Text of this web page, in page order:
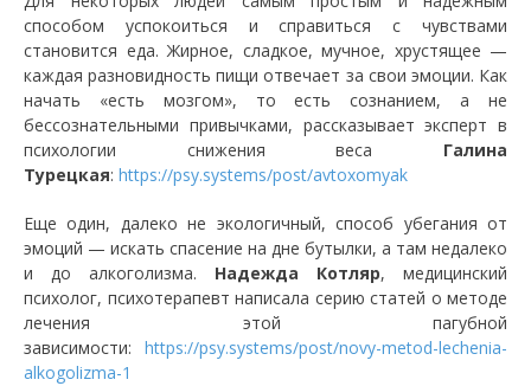
способом успокоиться и справиться с чувствами
становится еда. Жирное, сладкое, мучное, хрустящее —
каждая разновидность пищи отвечает за свои эмоции. Как
начать «есть мозгом», то есть сознанием, а не
бессознательными привычками, рассказывает эксперт в
психологии снижения веса Галина
Турецкая: https://psy.systems/post/avtoxomyak
Еще один, далеко не экологичный, способ убегания от
эмоций — искать спасение на дне бутылки, а там недалеко
и до алкоголизма. Надежда Котляр, медицинский
психолог, психотерапевт написала серию статей о методе
лечения этой пагубной
зависимости: https://psy.systems/post/novy-metod-lechenia-
alkogolizma-1